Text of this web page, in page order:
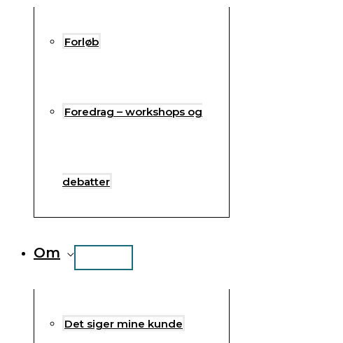
Forløb
Foredrag – workshops og
debatter
Om
Det siger mine kunde